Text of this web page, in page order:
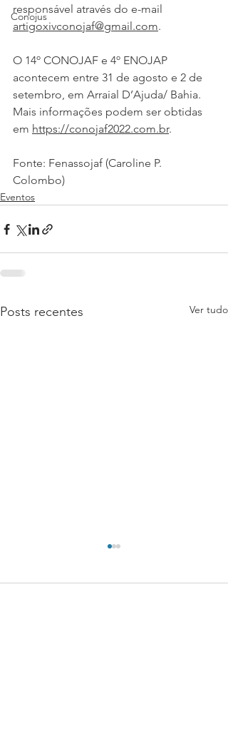
Conojus
responsável através do e-mail
artigoxivconojaf@gmail.com.
O 14º CONOJAF e 4º ENOJAP
acontecem entre 31 de agosto e 2 de
setembro, em Arraial D’Ajuda/ Bahia.
Mais informações podem ser obtidas
em https://conojaf2022.com.br.
Fonte: Fenassojaf (Caroline P.
Colombo)
Eventos
Posts recentes Ver tudo